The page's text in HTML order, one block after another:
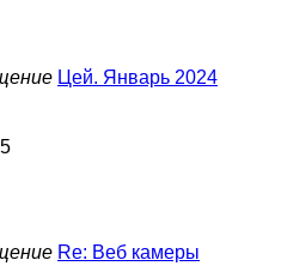
Цей. Январь 2024
Re: Веб камеры